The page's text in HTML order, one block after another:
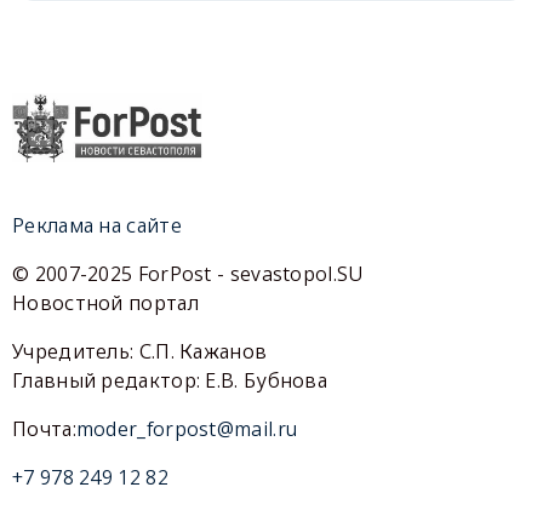
Реклама на сайте
© 2007-2025 ForPost - sevastopol.SU
Новостной портал
Учредитель: С.П. Кажанов
Главный редактор: Е.В. Бубнова
Почта:moder_forpost@mail.ru
+7 978 249 12 82